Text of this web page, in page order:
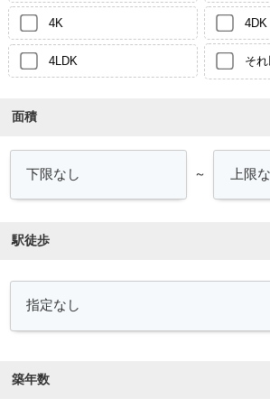
4K 4DK
4LDK そ
面積
～
駅徒歩
築年数